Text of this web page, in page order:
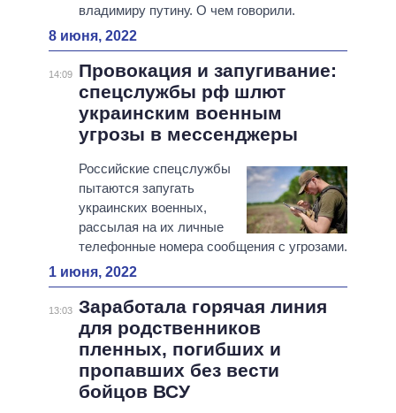
владимиру путину. О чем говорили.
8 июня, 2022
14:09
Провокация и запугивание:
спецслужбы рф шлют
украинским военным
угрозы в мессенджеры
Российские спецслужбы
пытаются запугать
украинских военных,
рассылая на их личные
телефонные номера сообщения с угрозами.
1 июня, 2022
13:03 Заработала горячая линия
для родственников
пленных, погибших и
пропавших без вести
бойцов ВСУ